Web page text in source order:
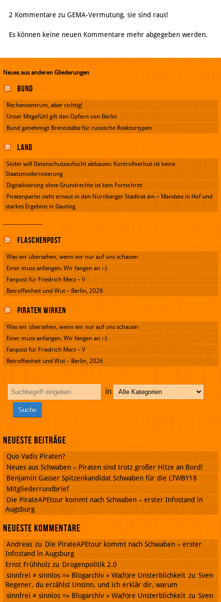
2 Kommentare zu GEMA-Vermutung, sie sind raus!
Es können keine neuen Kommentare mehr abgegeben werden.
Neues aus anderen Gliederungen
Bund
Rechenzentrum, aber richtig!
Unser Mitgefühl gilt den Opfern von Berlin
Bund genehmigt Brennstäbe für russische Reaktortypen
Land
Söder will Datenschutzaufsicht abbauen: Kontrollverlust ist keine
Staatsmodernisierung
Digitalisierung ohne Grundrechte ist kein Fortschritt
Piratenpartei zieht erneut in den Nürnberger Stadtrat ein – Mandate in Hof und
starkes Ergebnis in Gauting
--------------------
Flaschenpost
Was wir übersehen, wenn wir nur auf uns schauen
Einer muss anfangen. Wir fangen an :-)
Fanpost für Friedrich Merz – V
Betroffenheit und Wut – Berlin, 2026
Piraten wirken
Was wir übersehen, wenn wir nur auf uns schauen
Einer muss anfangen. Wir fangen an :-)
Fanpost für Friedrich Merz – V
Betroffenheit und Wut – Berlin, 2026
in
Neueste Beiträge
Quo Vadis Piraten?
Neues aus Schwaben – Piraten sind trotz großer Hitze an Bord!
Benjamin Gasser Spitzenkandidat Schwaben für die LTWBY18
Mitgliederrundbrief
Die PirateAPEtour kommt nach Schwaben – erster Infostand in
Augsburg
Neueste Kommentare
Andreas zu Die PirateAPEtour kommt nach Schwaben – erster
Infostand in Augsburg
Ernst Frühholz zu Drogenpolitik 2.0
sinnfrei ≠ sinnlos =» Blogarchiv » Wa(h)re Unsterblichkeit zu Sven
Regener, du erzählst Unsinn, und ich erklär dir, warum
sinnfrei ≠ sinnlos =» Blogarchiv » Wa(h)re Unsterblichkeit zu Sven